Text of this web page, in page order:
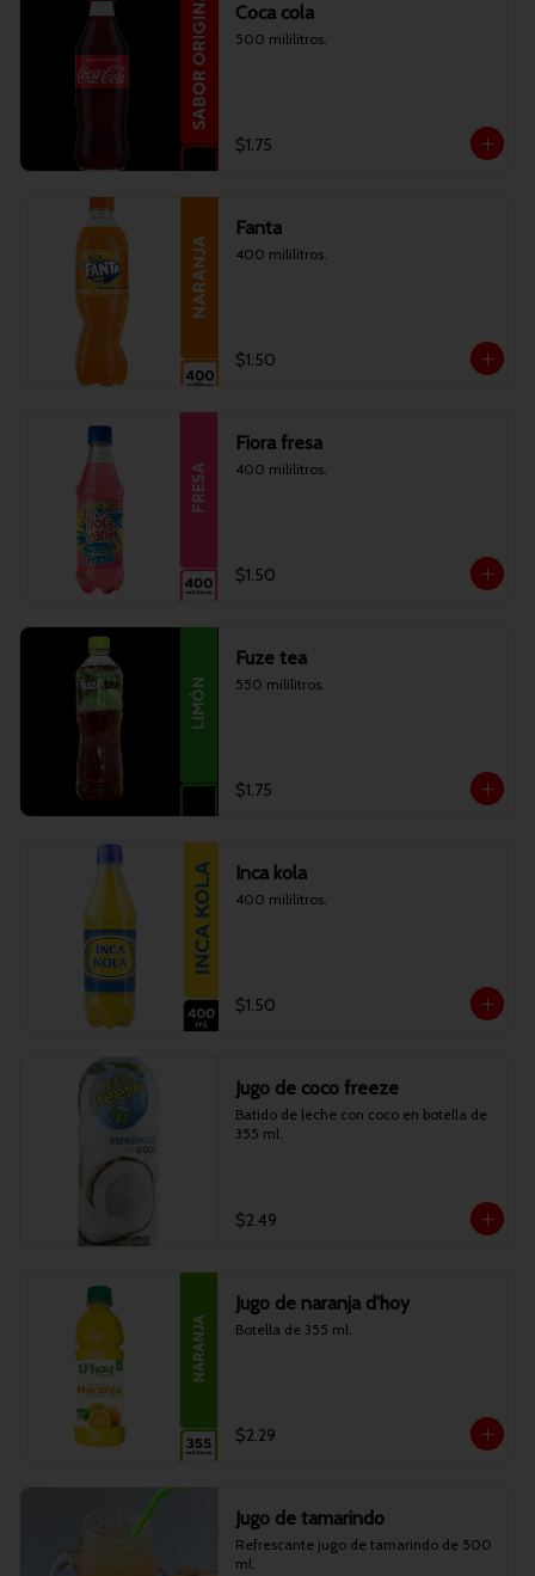
Coca cola
500 mililitros.
$1.75
Fanta
400 mililitros.
$1.50
Fiora fresa
400 mililitros.
$1.50
Fuze tea
550 mililitros.
$1.75
Inca kola
400 mililitros.
$1.50
Jugo de coco freeze
Batido de leche con coco en botella de
355 ml.
$2.49
Jugo de naranja d'hoy
Botella de 355 ml.
$2.29
Jugo de tamarindo
Refrescante jugo de tamarindo de 500
ml.